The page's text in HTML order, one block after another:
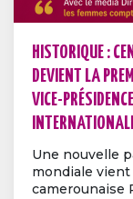
HISTORIQUE :
DEVIENT LA
VICE-
Une nouvelle
mondiale vient
camerounaise